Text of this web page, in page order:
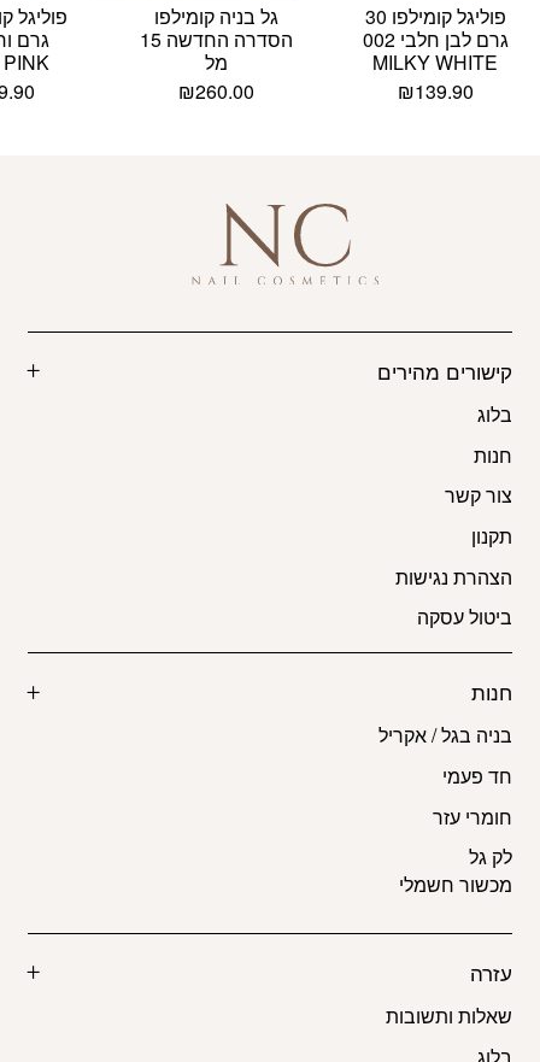
פוליגל קומילפו 30
גרם לבן חלבי 002
MILKY WHITE
₪139.90
גל בניה קומילפו
הסדרה החדשה 15
מל
₪260.00
קישורים מהירים
בלוג
חנות
צור קשר
תקנון
הצהרת נגישות
ביטול עסקה
חנות
בניה בגל / אקריל
חד פעמי
חומרי עזר
לק גל
מכשור חשמלי
עזרה
שאלות ותשובות
בלוג